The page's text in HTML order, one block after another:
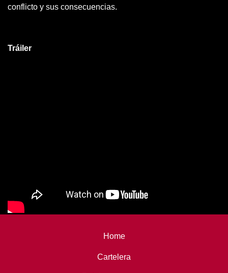
conflicto y sus consecuencias.
Tráiler
Home
Cartelera